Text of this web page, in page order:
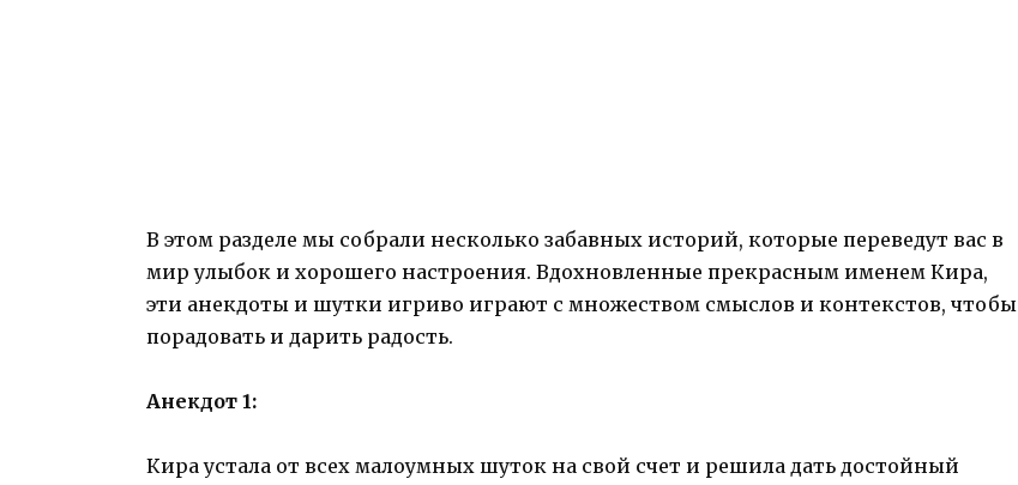
В этом разделе мы собрали несколько забавных историй, которые переведут вас в
мир улыбок и хорошего настроения. Вдохновленные прекрасным именем Кира,
эти анекдоты и шутки игриво играют с множеством смыслов и контекстов, чтобы
порадовать и дарить радость.
Анекдот 1:
Кира устала от всех малоумных шуток на свой счет и решила дать достойный